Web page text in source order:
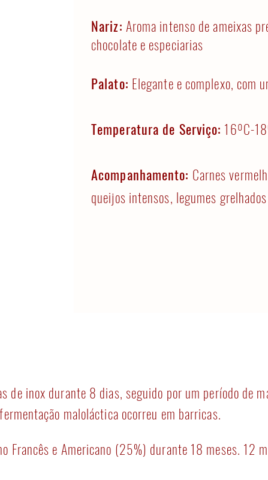
Nariz: Aroma intenso de ameixas
chocolate e especiarias
Palato: Elegante e complexo, com
Temperatura de Serviço: 16ºC-
Acompanhamento: Carnes
queijos intensos, legumes grelhados
de inox durante 8 dias, seguido por um período de
maloláctica ocorreu em barricas.
Francês e Americano (25%) durante 18 meses. 12